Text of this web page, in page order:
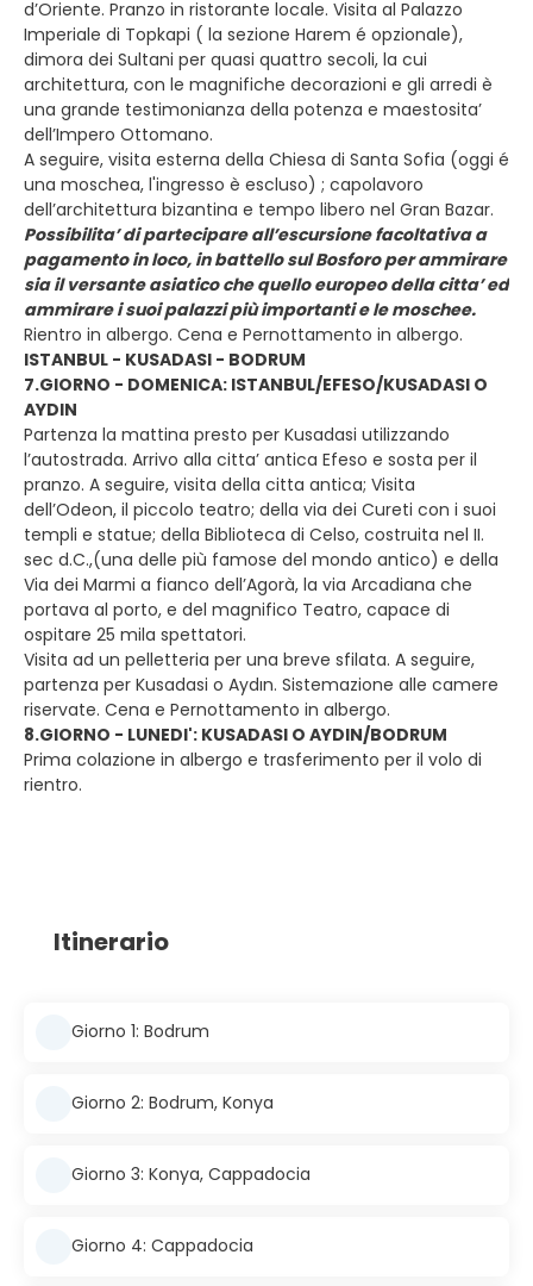
d’Oriente. Pranzo in ristorante locale. Visita al Palazzo
Imperiale di Topkapi ( la sezione Harem é opzionale),
dimora dei Sultani per quasi quattro secoli, la cui
architettura, con le magnifiche decorazioni e gli arredi è
una grande testimonianza della potenza e maestosita’
dell’Impero Ottomano.
A seguire, visita esterna della Chiesa di Santa Sofia (oggi é
una moschea, l'ingresso è escluso) ; capolavoro
dell’architettura bizantina e tempo libero nel Gran Bazar.
Possibilita’ di partecipare all’escursione facoltativa a
pagamento in loco, in battello sul Bosforo per ammirare
sia il versante asiatico che quello europeo della citta’ ed
ammirare i suoi palazzi più importanti e le moschee.
Rientro in albergo. Cena e Pernottamento in albergo.
ISTANBUL - KUSADASI - BODRUM
7.GIORNO - DOMENICA: ISTANBUL/EFESO/KUSADASI O
AYDIN
Partenza la mattina presto per Kusadasi utilizzando
l’autostrada. Arrivo alla citta’ antica Efeso e sosta per il
pranzo. A seguire, visita della citta antica; Visita
dell’Odeon, il piccolo teatro; della via dei Cureti con i suoi
templi e statue; della Biblioteca di Celso, costruita nel II.
sec d.C.,(una delle più famose del mondo antico) e della
Via dei Marmi a fianco dell’Agorà, la via Arcadiana che
portava al porto, e del magnifico Teatro, capace di
ospitare 25 mila spettatori.
Visita ad un pelletteria per una breve sfilata. A seguire,
partenza per Kusadasi o Aydın. Sistemazione alle camere
riservate. Cena e Pernottamento in albergo.
8.GIORNO - LUNEDI': KUSADASI O AYDIN/BODRUM
Prima colazione in albergo e trasferimento per il volo di
rientro.
Itinerario
Giorno 1: Bodrum
Giorno 2: Bodrum, Konya
Giorno 3: Konya, Cappadocia
Giorno 4: Cappadocia